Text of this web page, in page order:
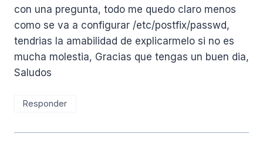
con una pregunta, todo me quedo claro menos
como se va a configurar /etc/postfix/passwd,
tendrias la amabilidad de explicarmelo si no es
mucha molestia, Gracias que tengas un buen dia,
Saludos
Responder